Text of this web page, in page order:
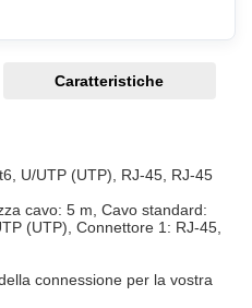
Caratteristiche
U/UTP (UTP), RJ-45, RJ-45
cavo: 5 m, Cavo standard:
(UTP), Connettore 1: RJ-45,
connessione per la vostra